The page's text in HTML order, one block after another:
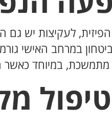
לעקיצות יש
במרחב האישי
במיוחד כאשר